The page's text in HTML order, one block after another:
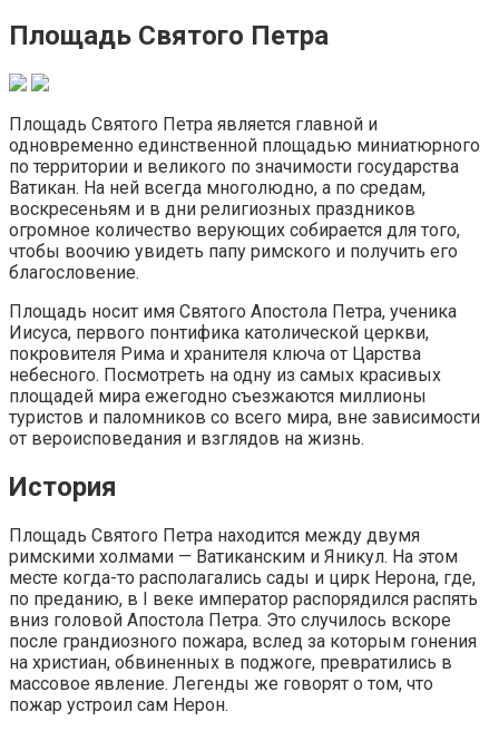
Площадь Святого Петра
Площадь Святого Петра является главной и
одновременно единственной площадью миниатюрного
по территории и великого по значимости государства
Ватикан. На ней всегда многолюдно, а по средам,
воскресеньям и в дни религиозных праздников
огромное количество верующих собирается для того,
чтобы воочию увидеть папу римского и получить его
благословение.
Площадь носит имя Святого Апостола Петра, ученика
Иисуса, первого понтифика католической церкви,
покровителя Рима и хранителя ключа от Царства
небесного. Посмотреть на одну из самых красивых
площадей мира ежегодно съезжаются миллионы
туристов и паломников со всего мира, вне зависимости
от вероисповедания и взглядов на жизнь.
История
Площадь Святого Петра находится между двумя
римскими холмами — Ватиканским и Яникул. На этом
месте когда-то располагались сады и цирк Нерона, где,
по преданию, в I веке император распорядился распять
вниз головой Апостола Петра. Это случилось вскоре
после грандиозного пожара, вслед за которым гонения
на христиан, обвиненных в поджоге, превратились в
массовое явление. Легенды же говорят о том, что
пожар устроил сам Нерон.